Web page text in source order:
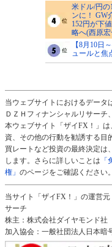
米ドル/円の
ンに！ GW
152円が下
略へ(西原
【8月10日
ュールと焦
当ウェブサイトにおけるデータ
ＤＺＨフィナンシャルリサーチ
本ウェブサイト「ザイFX！」
資、その他の行動を勧誘する目
買レートなど投資の最終決定は
します。さらに詳しいことは 「
権」 のページをご確認ください。
当サイト「ザイFX！」の運営
サーチ
株主：株式会社ダイヤモンド社
加入協会：一般社団法人日本暗